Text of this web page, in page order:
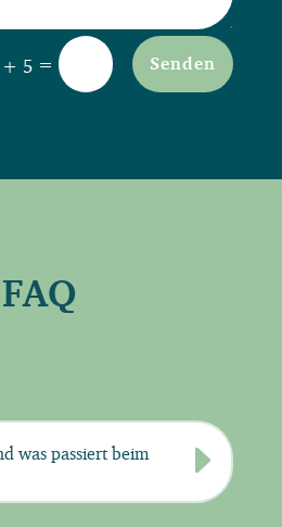
+ 5 = Senden
FAQ
was passiert beim